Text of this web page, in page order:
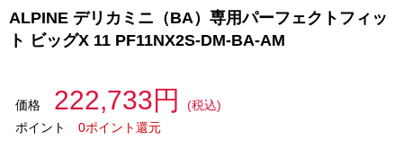
ALPINE デリカミニ（BA）専用パーフェクトフィッ
ト ビッグX 11 PF11NX2S-DM-BA-AM
価格 222,733円
(税込)
ポイント
0ポイント還元